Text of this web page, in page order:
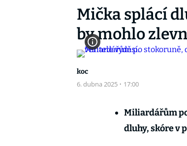
Mička splácí
by mohlo
koc
6. dubna 2025 · 17:00
Miliardářům
dluhy, skóre v